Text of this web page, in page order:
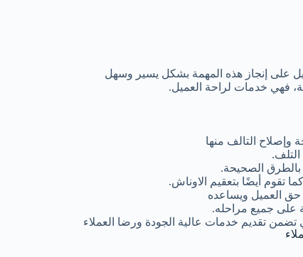
على إنجاز هذه المهمة بشكل يسير وسهل
فهي خدمات لراحة العميل.
التالف منها
بالطرق الصحيحة.
تقوم أيضًا بتعقيم الاوناش.
حق العميل ويساعده
على جميع مراحله.
تضمن تقديم خدمات عالية الجودة ورضا العملاء